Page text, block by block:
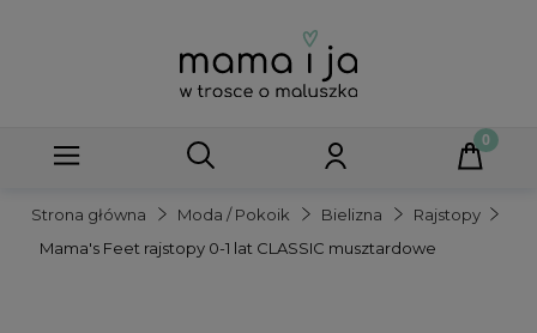
Strona główna Moda / Pokoik Bielizna
Rajstopy
Mama's Feet rajstopy 0-1 lat CLASSIC musztardowe